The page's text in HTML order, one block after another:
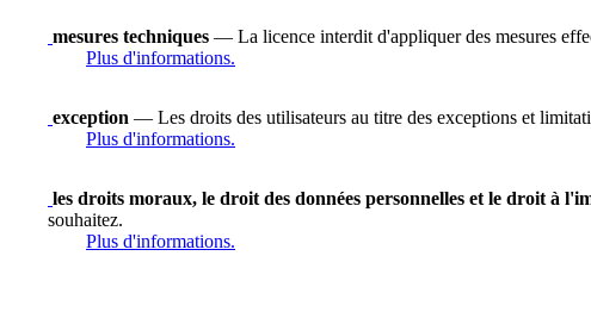
mesures techniques — La licence interdit d'appliquer des mesures
Plus d'informations.
exception — Les droits des utilisateurs au titre des exceptions et
Plus d'informations.
les droits moraux, le droit des données personnelles et le droit à
souhaitez.
Plus d'informations.